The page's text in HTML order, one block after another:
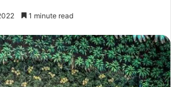
1 minute read